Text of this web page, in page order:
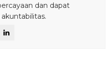
dan dapat